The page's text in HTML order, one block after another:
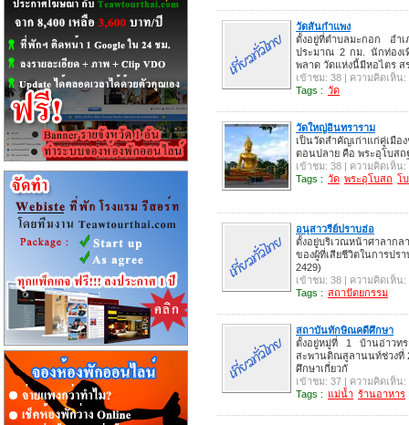
วัดสันกำแพง
ตั้งอยู่ที่ตำบลมะกอก อำเ
ประมาณ 2 กม. นักท่องเ
พลาด วัดแห่งนี้มีหอไตร ส
เข้าชม: 38 | ความคิดเห็น:
Tags : วัด
วัดใหญ่อินทราราม
เป็นวัดสำคัญเก่าแก่คู่เมื
ตอนปลาย คือ พระอุโบสถ
เข้าชม: 38 | ความคิดเห็น:
Tags : วัด พระอุโบสถ โ
อนุสาวรีย์ปราบฮ่อ
ตั้งอยู่บริเวณหน้าศาลาก
ของผู้ที่เสียชีวิตในการ
2429)
เข้าชม: 38 | ความคิดเห็น:
Tags : สถาปัตยกรรม
สถาบันทักษิณคดีศึกษา
ตั้งอยู่หมู่ที่ 1 บ้านอ่าวทร
สะพานติณสูลานนท์ช่วงที่
ศึกษาเกี่ยวกั
เข้าชม: 37 | ความคิดเห็น:
Tags : แม่น้ำ ร้านอาหาร